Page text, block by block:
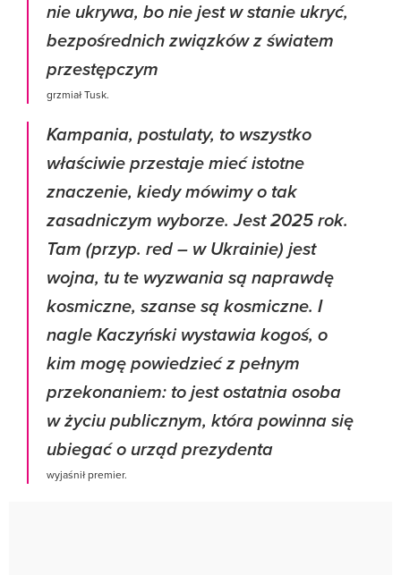
nie ukrywa, bo nie jest w stanie ukryć,
bezpośrednich związków z światem
przestępczym
grzmiał Tusk.
Kampania, postulaty, to wszystko
właściwie przestaje mieć istotne
znaczenie, kiedy mówimy o tak
zasadniczym wyborze. Jest 2025 rok.
Tam (przyp. red – w Ukrainie) jest
wojna, tu te wyzwania są naprawdę
kosmiczne, szanse są kosmiczne. I
nagle Kaczyński wystawia kogoś, o
kim mogę powiedzieć z pełnym
przekonaniem: to jest ostatnia osoba
w życiu publicznym, która powinna się
ubiegać o urząd prezydenta
wyjaśnił premier.